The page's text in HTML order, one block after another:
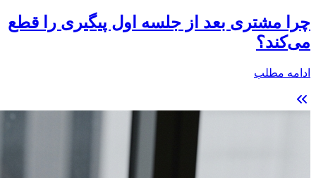
چرا مشتری بعد از جلسه اول پیگیری را قطع
می‌کند؟
ادامه مطلب